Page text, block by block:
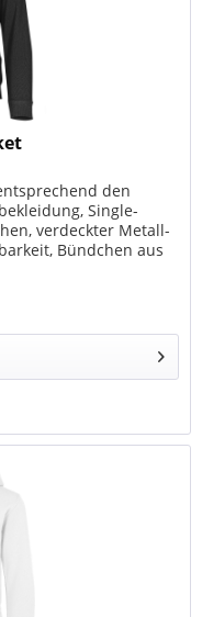
den
Single-
verdeckter Metall-
Bündchen aus